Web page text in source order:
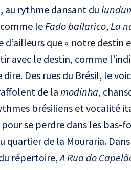
au rythme dansant du
le Fado bailarico, La
d’ailleurs que « notre destin
avec le destin, comme
Des rues du Brésil, le
de la modinha,
brésiliens et vocalité
se perdre dans les bas-
quartier de la Mouraria.
répertoire,A Rua do